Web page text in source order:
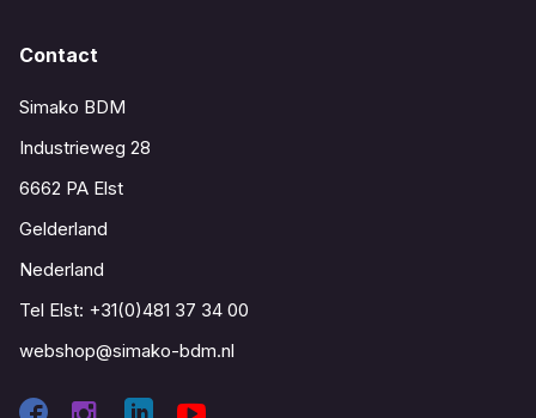
Contact
Simako BDM
Industrieweg 28
6662 PA Elst
Gelderland
Nederland
Tel Elst: +31(0)481 37 34 00
webshop@simako-bdm.nl